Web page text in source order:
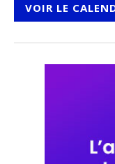
VOIR LE